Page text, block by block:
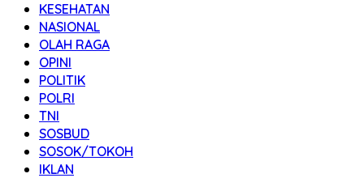
KESEHATAN
NASIONAL
OLAH RAGA
OPINI
POLITIK
POLRI
TNI
SOSBUD
SOSOK/TOKOH
IKLAN